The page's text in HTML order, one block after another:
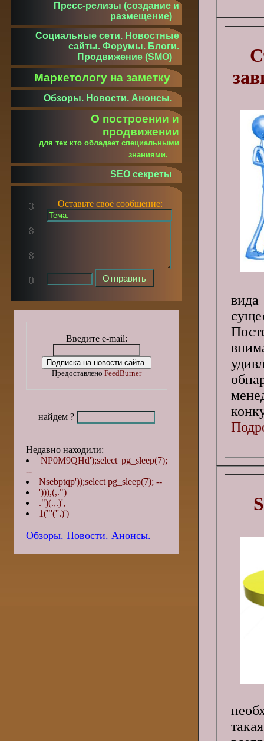
Пресс-релизы (создание и
размещение)
Социальные сети. Новостные
сайты. Форумы. Блоги.
Продвижение (SMO)
Маркетологу на заметку
Обзоры. Новости. Анонсы.
О построении и
продвижении
для тех кто обладает специальными
знаниями.
SEO секреты
Оставьте своё сообщение:
Введите e-mail:
Предоставлено FeedBurner
найдем ?
Недавно находили:
NP0M9QHd');select pg_sleep(7);
--
Nsebptqp'));select pg_sleep(7); --
'))),(,.")
.")(.,.)',
1("'(''.)')
Обзоры. Новости. Анонсы.